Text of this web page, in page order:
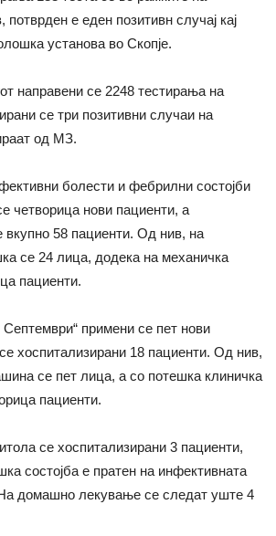
потврден е еден позитивн случај кај
установа во Скопје.
направени се 2248 тестирања на
се три позитивни случаи на
од МЗ.
болести и фебрилни состојби
четворица нови пациенти, а
вкупно 58 пациенти. Од нив, на
се 24 лица, додека на механичка
пациенти.
примени се пет нови
хоспитализирани 18 пациенти. Од нив,
се пет лица, a со потешка клиничка
пациенти.
се хоспитализирани 3 пациенти,
состојба е пратен на инфективната
домашно лекување се следат уште 4